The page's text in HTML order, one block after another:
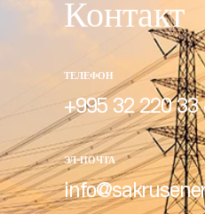
Контакт
ТЕЛЕФОН
+995 32 220 33
ЭЛ-ПОЧТА